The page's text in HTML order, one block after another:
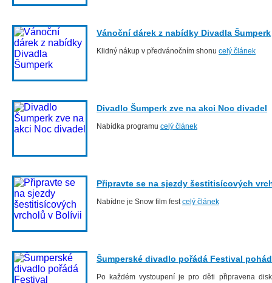
Vánoční dárek z nabídky Divadla Šumperk
Klidný nákup v předvánočním shonu celý článek
Divadlo Šumperk zve na akci Noc divadel
Nabídka programu celý článek
Připravte se na sjezdy šestitisícových
Nabídne je Snow film festcelý článek
Šumperské divadlo pořádá Festival
Po každém vystoupení je pro děti připravena